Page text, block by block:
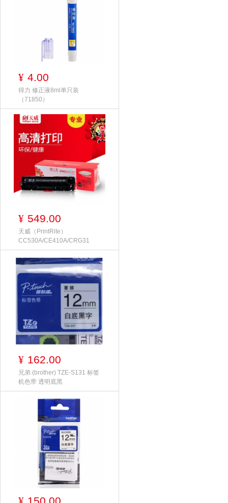
¥ 4.00
得力 修正液8ml单只装
（71850）
¥ 549.00
天威（PrintRite）
CC530A/CE410A/CRG31
¥ 162.00
兄弟 (brother) TZE-S131 标签
机色带 透明底黑